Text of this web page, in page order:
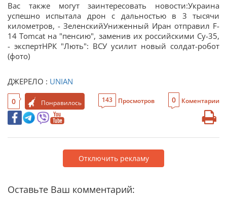
Вас также могут заинтересовать новости:Украина
успешно испытала дрон с дальностью в 3 тысячи
километров, - ЗеленскийУниженный Иран отправил F-
14 Tomcat на "пенсию", заменив их российскими Су-35,
- экспертНРК "Лють": ВСУ усилит новый солдат-робот
(фото)
ДЖЕРЕЛО : UNIAN
0 Понравилось 143 Просмотров 0 Коментарии
Отключить рекламу
Оставьте Ваш комментарий: